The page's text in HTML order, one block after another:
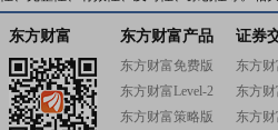
业绩案例遍布国内及
东方财富 东方财富产品
东方财富免费版
东方财富Level-2
东方财富策略版
证券
东方
东方
东方